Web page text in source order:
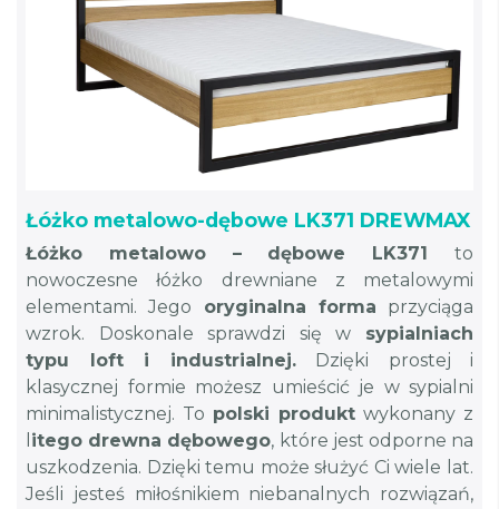
Łóżko metalowo-dębowe LK371 DREWMAX
Łóżko metalowo – dębowe LK371 to
nowoczesne łóżko drewniane z metalowymi
elementami. Jego oryginalna forma przyciąga
wzrok. Doskonale sprawdzi się w sypialniach
typu loft i industrialnej.Dzięki prostej i
klasycznej formie możesz umieścić je w sypialni
minimalistycznej. To polski produkt wykonany z
itego drewna dębowego, które jest odporne na
uszkodzenia. Dzięki temu może służyć Ci wiele lat.
Jeśli jesteś miłośnikiem niebanalnych rozwiązań,